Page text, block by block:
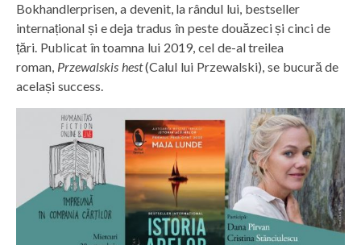
Bokhandlerprisen, a devenit, la rândul lui, bestseller
internațional și e deja tradus în peste douăzeci și cinci de
țări. Publicat în toamna lui 2019, cel de-al treilea
roman, Przewalskis hest(Calul lui Przewalski), se bucură de
același success.